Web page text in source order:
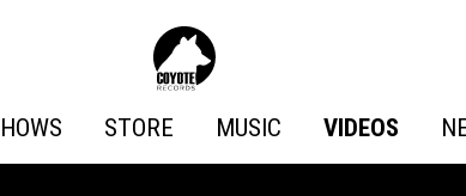
Records
STORE MUSIC VIDEOS